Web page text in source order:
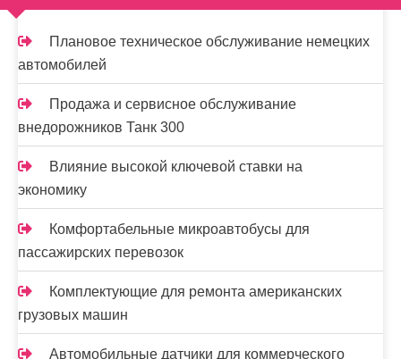
Плановое техническое обслуживание немецких
автомобилей
Продажа и сервисное обслуживание
внедорожников Танк 300
Влияние высокой ключевой ставки на
экономику
Комфортабельные микроавтобусы для
пассажирских перевозок
Комплектующие для ремонта американских
грузовых машин
Автомобильные датчики для коммерческого